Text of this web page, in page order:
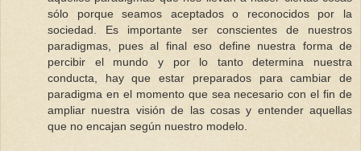
sólo porque seamos aceptados o reconocidos por la
sociedad. Es importante ser conscientes de nuestros
paradigmas, pues al final eso define nuestra forma de
percibir el mundo y por lo tanto determina nuestra
conducta, hay que estar preparados para cambiar de
paradigma en el momento que sea necesario con el fin de
ampliar nuestra visión de las cosas y entender aquellas
que no encajan según nuestro modelo.